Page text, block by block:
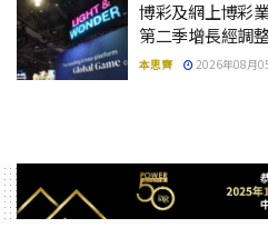
博彩及網上博彩
第二季增長經調
本思齊 2026年08月